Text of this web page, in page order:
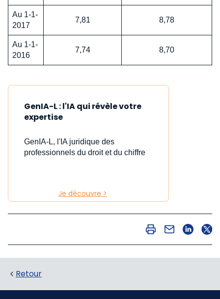
Au 1-1-
2017
7,81 8,78
Au 1-1-
2016
7,74 8,70
GenIA-L : l'IA qui révèle votre
expertise
GenIA-L, l'IA juridique des
professionnels du droit et du chiffre
Je découvre >
Retour